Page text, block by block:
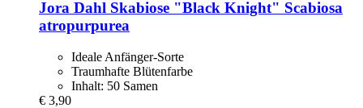
Jora Dahl Skabiose "Black Knight" Scabiosa
atropurpurea
Ideale Anfänger-Sorte
Traumhafte Blütenfarbe
Inhalt: 50 Samen
€ 3,90